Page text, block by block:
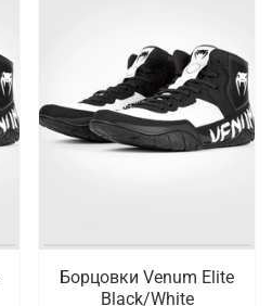
Борцовки Venum Elite
Black/White